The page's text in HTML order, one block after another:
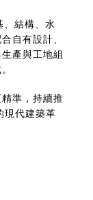
結構、水
自有設計、
產與工地組
準，持續推
代建築革